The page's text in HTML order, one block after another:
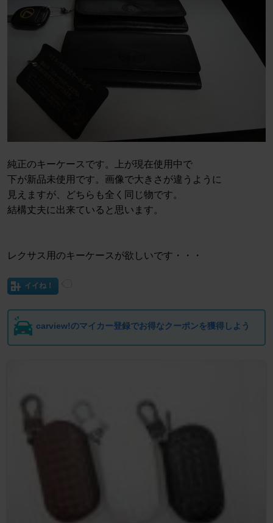
純正のキーケースです。上が現在使用中で
下が新品未使用です。画像で大きさが違うように
見えますが、どちらも全く同じ物です。
結構丈夫に出来ていると思います。
レクサス用のキーケースが欲しいです・・・
イイね！
carview!のマイカー登録でお得なクーポンを獲得しよう